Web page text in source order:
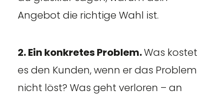
Angebot die richtige Wahl ist.
2. Ein konkretes Problem.Was kostet
es den Kunden, wenn er das Problem
nicht löst? Was geht verloren – an